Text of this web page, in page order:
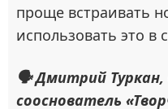
проще встраивать
использовать это в
🗣 Дмитрий
сооснователь